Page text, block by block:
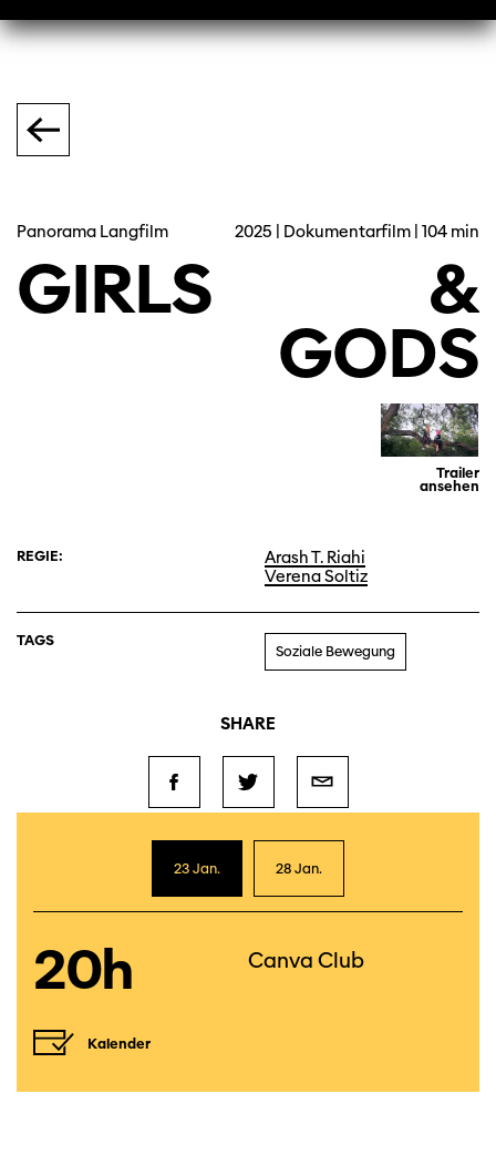
Panorama Langfilm 2025 | Dokumentarfilm | 104 min
GIRLS &
GODS
Trailer
ansehen
REGIE:
Arash T. Riahi
Verena Soltiz
TAGS
Soziale Bewegung
SHARE
23 Jan. 28 Jan.
20h Canva Club
Kalender